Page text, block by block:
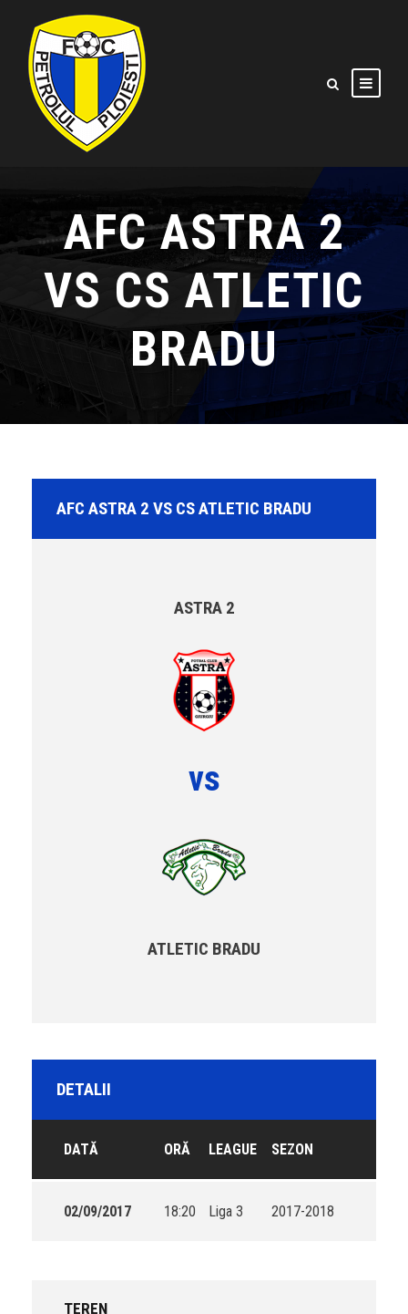
AFC ASTRA 2
VS CS ATLETIC
BRADU
AFC ASTRA 2 VS CS ATLETIC BRADU
ASTRA 2
vs
ATLETIC BRADU
DETALII
DATĂ ORĂ LEAGUE SEZON
02/09/2017 18:20 Liga 3 2017-2018
TEREN